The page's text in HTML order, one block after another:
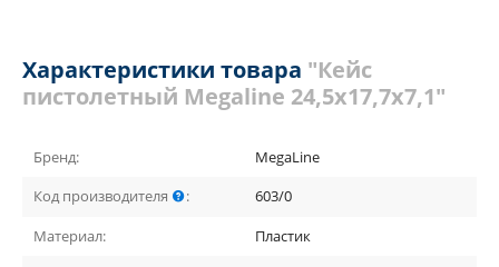
Характеристики товара "Кейс
пистолетный Megaline 24,5х17,7х7,1"
Бренд:
MegaLine
Код производителя
: 603/0
Материал:
Пластик